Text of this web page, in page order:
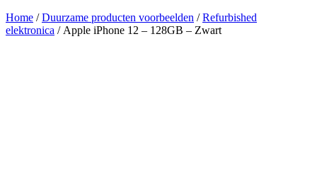
Home /Duurzame producten voorbeelden /Refurbished
elektronica / Apple iPhone 12 – 128GB – Zwart